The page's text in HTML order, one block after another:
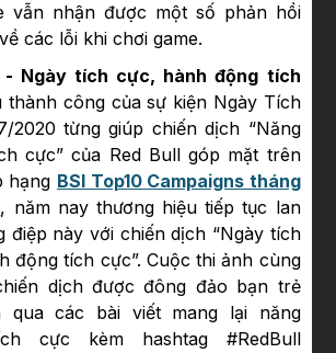
vẫn nhận được một số phản hồi
các lỗi khi chơi game.
- Ngày tích cực, hành động tích
thành công của sự kiện Ngày Tích
2020 từng giúp chiến dịch “Năng
cực” của Red Bull góp mặt trên
hạng BSI Top10 Campaigns tháng
, năm nay thương hiệu tiếp tục lan
điệp này với chiến dịch “Ngày tích
động tích cực”. Cuộc thi ảnh cùng
dịch được đông đảo bạn trẻ
qua các bài viết mang lại năng
cực kèm hashtag #RedBull